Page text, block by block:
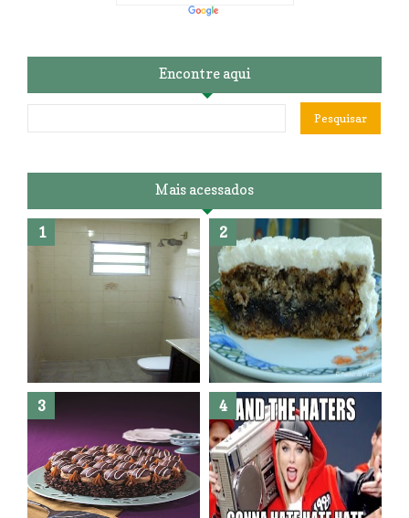
Encontre aqui
Mais acessados